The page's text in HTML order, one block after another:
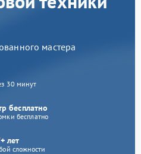
мастера
30 минут
бесплатно
бесплатно
лет
сложности